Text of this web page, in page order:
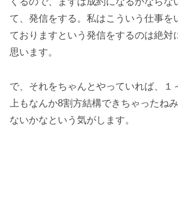
て、発信をする。私はこういう仕事を
ておりますという発信をするのは絶対
思います。
で、それをちゃんとやっていれば、１
上もなんか8割方結構できちゃったね
ないかなという気がします。